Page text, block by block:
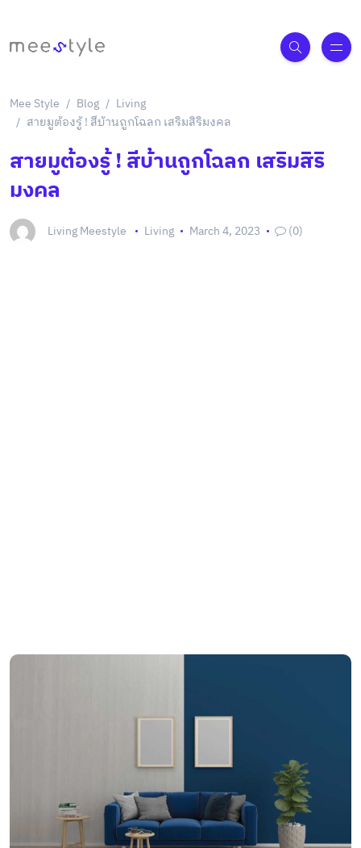
Mee Style Blog
Living
สายมูต้องรู้ ! สีบ้านถูกโฉลก เสริมสิริมงคล
สายมูต้องรู้ ! สีบ้านถูกโฉลก เสริมสิริ
มงคล
Living Meestyle Living March 4, 2023 (0)